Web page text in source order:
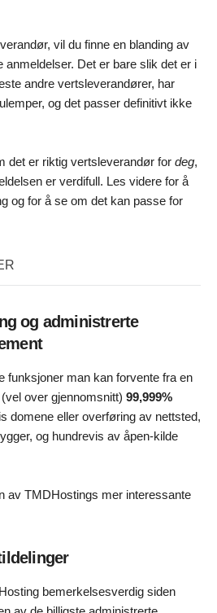
vil du finne en blanding av
anmeldelser. Det er bare slik det er i
andre vertsleverandører, har
og det passer definitivt ikke
det er riktig vertsleverandør for deg,
er verdifull. Les videre for å
og for å se om det kan passe for
og administrerte
funksjoner man kan forvente fra en
over gjennomsnitt) 99,999%
domene eller overføring av nettsted,
og hundrevis av åpen-kilde
av TMDHostings mer interessante
bemerkelsesverdig siden